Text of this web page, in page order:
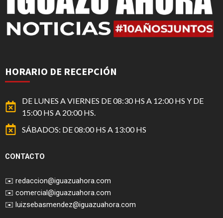
HORARIO DE RECEPCIÓN
DE LUNES A VIERNES DE 08:30 HS A 12:00 HS Y DE
15:00 HS A 20:00 HS.
SÁBADOS: DE 08:00 HS A 13:00 HS
CONTACTO
✉️ redaccion@iguazuahora.com
✉️ comercial@iguazuahora.com
✉️ luizsebasmendez@iguazuahora.com